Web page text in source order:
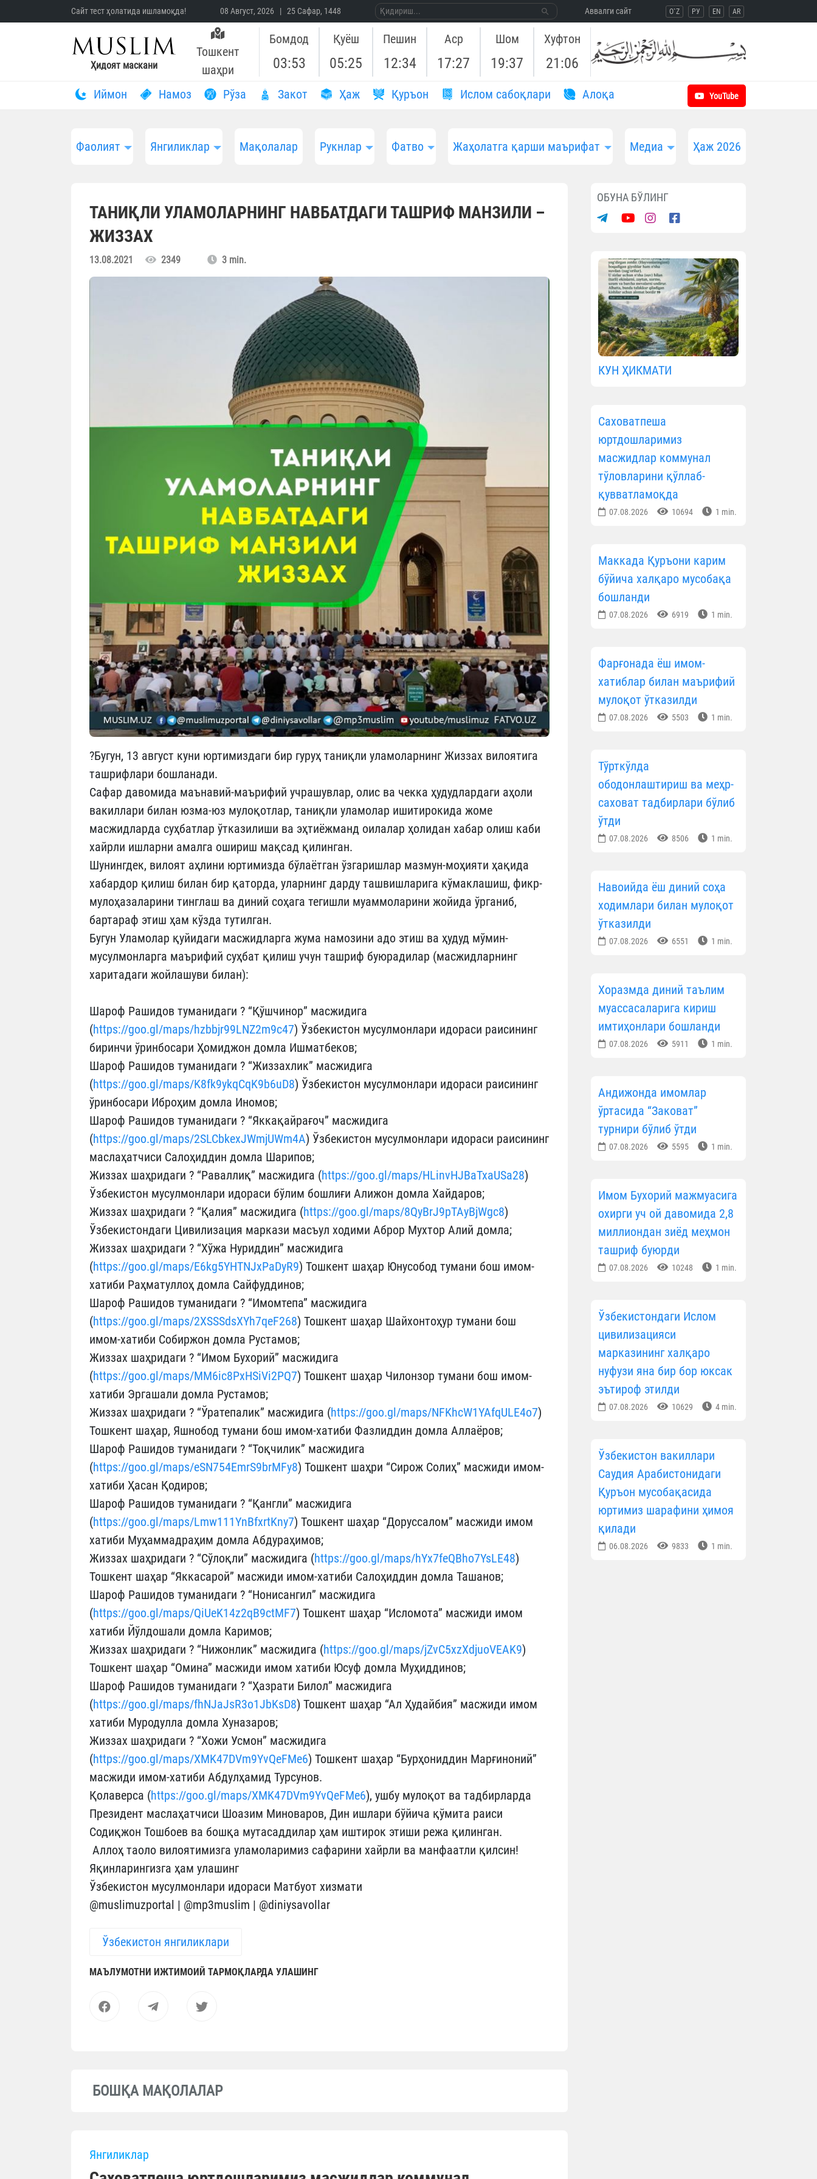
Сайт тест ҳолатида ишламоқда! 08 Август, 2026 | 25 Сафар, 1448 Aввалги сайт O`Z РУ EN AR
Ҳидоят маскани
Тошкент
шаҳри
Бомдод
03:53
Қуёш
05:25
Пешин
12:34
Аср
17:27
Шом
19:37
Хуфтон
21:06
Иймон Намоз Рўза Закот Ҳаж Қуръон Ислом сабоқлари Aлоқа YouTube
Фаолият Янгиликлар Мақолалар Рукнлар Фатво Жаҳолатга қарши маърифат Медиа Ҳаж 2026
ТАНИҚЛИ УЛАМОЛАРНИНГ НАВБАТДАГИ ТАШРИФ МАНЗИЛИ –
ЖИЗЗАХ
13.08.2021 2349 3 min.
?Бугун, 13 август куни юртимиздаги бир гуруҳ таниқли уламоларнинг Жиззах вилоятига
ташрифлари бошланади.
Сафар давомида маънавий-маърифий учрашувлар, олис ва чекка ҳудудлардаги аҳоли
вакиллари билан юзма-юз мулоқотлар, таниқли уламолар ишитирокида жоме
масжидларда суҳбатлар ўтказилиши ва эҳтиёжманд оилалар ҳолидан хабар олиш каби
хайрли ишларни амалга ошириш мақсад қилинган.
Шунингдек, вилоят аҳлини юртимизда бўлаётган ўзгаришлар мазмун-моҳияти ҳақида
хабардор қилиш билан бир қаторда, уларнинг дарду ташвишларига кўмаклашиш, фикр-
мулоҳазаларини тинглаш ва диний соҳага тегишли муаммоларини жойида ўрганиб,
бартараф этиш ҳам кўзда тутилган.
Бугун Уламолар қуйидаги масжидларга жума намозини адо этиш ва ҳудуд мўмин-
мусулмонларга маърифий суҳбат қилиш учун ташриф буюрадилар (масжидларнинг
харитадаги жойлашуви билан):
Шароф Рашидов туманидаги ? “Қўшчинор” масжидига
(https://goo.gl/maps/hzbbjr99LNZ2m9c47) Ўзбекистон мусулмонлари идораси раисининг
биринчи ўринбосари Ҳомиджон домла Ишматбеков;
Шароф Рашидов туманидаги ? “Жиззахлик” масжидига
(https://goo.gl/maps/K8fk9ykqCqK9b6uD8) Ўзбекистон мусулмонлари идораси раисининг
ўринбосари Иброҳим домла Иномов;
Шароф Рашидов туманидаги ? “Яккақайрағоч” масжидига
(https://goo.gl/maps/2SLCbkexJWmjUWm4A) Ўзбекистон мусулмонлари идораси раисининг
маслаҳатчиси Салоҳиддин домла Шарипов;
Жиззах шаҳридаги ? “Раваллиқ” масжидига (https://goo.gl/maps/HLinvHJBaTxaUSa28)
Ўзбекистон мусулмонлари идораси бўлим бошлиғи Алижон домла Хайдаров;
Жиззах шаҳридаги ? “Қалия” масжидига (https://goo.gl/maps/8QyBrJ9pTAyBjWgc8)
Ўзбекистондаги Цивилизация маркази масъул ходими Аброр Мухтор Алий домла;
Жиззах шаҳридаги ? “Хўжа Нуриддин” масжидига
(https://goo.gl/maps/E6kg5YHTNJxPaDyR9) Тошкент шаҳар Юнусобод тумани бош имом-
хатиби Раҳматуллоҳ домла Сайфуддинов;
Шароф Рашидов туманидаги ? “Имомтепа” масжидига
(https://goo.gl/maps/2XSSSdsXYh7qeF268) Тошкент шаҳар Шайхонтоҳур тумани бош
имом-хатиби Собиржон домла Рустамов;
Жиззах шаҳридаги ? “Имом Бухорий” масжидига
(https://goo.gl/maps/MM6ic8PxHSiVi2PQ7) Тошкент шаҳар Чилонзор тумани бош имом-
хатиби Эргашали домла Рустамов;
Жиззах шаҳридаги ? “Ўратепалик” масжидига (https://goo.gl/maps/NFKhcW1YAfqULE4o7)
Тошкент шаҳар, Яшнобод тумани бош имом-хатиби Фазлиддин домла Аллаёров;
Шароф Рашидов туманидаги ? “Тоқчилик” масжидига
(https://goo.gl/maps/eSN754EmrS9brMFy8) Тошкент шаҳри “Сирож Солиҳ” масжиди имом-
хатиби Ҳасан Қодиров;
Шароф Рашидов туманидаги ? “Қангли” масжидига
(https://goo.gl/maps/Lmw111YnBfxrtKny7) Тошкент шаҳар “Доруссалом” масжиди имом
хатиби Муҳаммадраҳим домла Абдураҳимов;
Жиззах шаҳридаги ? “Сўлоқли” масжидига (https://goo.gl/maps/hYx7feQBho7YsLE48)
Тошкент шаҳар “Яккасарой” масжиди имом-хатиби Салоҳиддин домла Ташанов;
Шароф Рашидов туманидаги ? “Нонисангил” масжидига
(https://goo.gl/maps/QiUeK14z2qB9ctMF7) Тошкент шаҳар “Исломота” масжиди имом
хатиби Йўлдошали домла Каримов;
Жиззах шаҳридаги ? “Нижонлик” масжидига (https://goo.gl/maps/jZvC5xzXdjuoVEAK9)
Тошкент шаҳар “Омина” масжиди имом хатиби Юсуф домла Муҳиддинов;
Шароф Рашидов туманидаги ? “Ҳазрати Билол” масжидига
(https://goo.gl/maps/fhNJaJsR3o1JbKsD8) Тошкент шаҳар “Ал Ҳудайбия” масжиди имом
хатиби Муродулла домла Хуназаров;
Жиззах шаҳридаги ? “Хожи Усмон” масжидига
(https://goo.gl/maps/XMK47DVm9YvQeFMe6) Тошкент шаҳар “Бурҳониддин Марғиноний”
масжиди имом-хатиби Абдулҳамид Турсунов.
Қолаверса (https://goo.gl/maps/XMK47DVm9YvQeFMe6), ушбу мулоқот ва тадбирларда
Президент маслаҳатчиси Шоазим Миноваров, Дин ишлари бўйича қўмита раиси
Содиқжон Тошбоев ва бошқа мутасаддилар ҳам иштирок этиши режа қилинган.
Аллоҳ таоло вилоятимизга уламоларимиз сафарини хайрли ва манфаатли қилсин!
Яқинларингизга ҳам улашинг
Ўзбекистон мусулмонлари идораси Матбуот хизмати
@muslimuzportal | @mp3muslim | @diniysavollar
Ўзбекистон янгиликлари
МАЪЛУМОТНИ ИЖТИМОИЙ ТАРМОҚЛАРДА УЛАШИНГ
БОШҚА МАҚОЛАЛАР
Янгиликлар
ОБУНА БЎЛИНГ
КУН ҲИКМАТИ
Саховатпеша
юртдошларимиз
масжидлар коммунал
тўловларини қўллаб-
қувватламоқда
07.08.2026 10694 1 min.
Маккада Қуръони карим
бўйича халқаро мусобақа
бошланди
07.08.2026 6919 1 min.
Фарғонада ёш имом-
хатиблар билан маърифий
мулоқот ўтказилди
07.08.2026 5503 1 min.
Тўрткўлда
ободонлаштириш ва меҳр-
саховат тадбирлари бўлиб
ўтди
07.08.2026 8506 1 min.
Навоийда ёш диний соҳа
ходимлари билан мулоқот
ўтказилди
07.08.2026 6551 1 min.
Хоразмда диний таълим
муассасаларига кириш
имтиҳонлари бошланди
07.08.2026 5911 1 min.
Андижонда имомлар
ўртасида “Заковат”
турнири бўлиб ўтди
07.08.2026 5595 1 min.
Имом Бухорий мажмуасига
охирги уч ой давомида 2,8
миллиондан зиёд меҳмон
ташриф буюрди
07.08.2026 10248 1 min.
Ўзбекистондаги Ислом
цивилизацияси
марказининг халқаро
нуфузи яна бир бор юксак
эътироф этилди
07.08.2026 10629 4 min.
Ўзбекистон вакиллари
Саудия Арабистонидаги
Қуръон мусобақасида
юртимиз шарафини ҳимоя
қилади
06.08.2026 9833 1 min.